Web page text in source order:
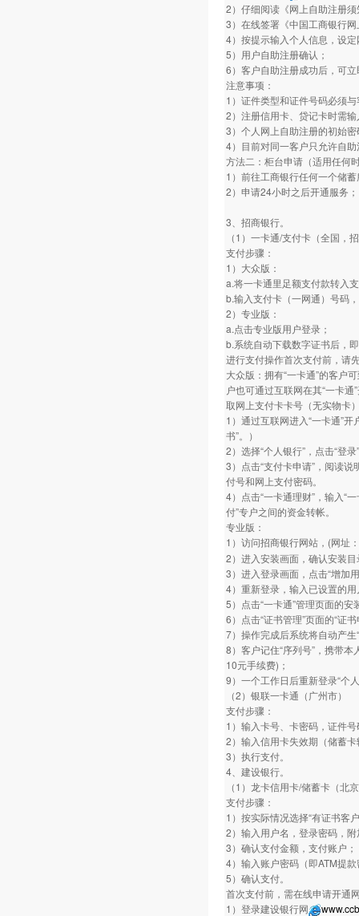
2）仔细阅读《网上自助注册须
3）在线签署《中国工商银行
4）按提示输入个人信息，设
5）用户自助注册确认；
6）客户自助注册成功后，可
注意事项：
1）证件类型和证件号码必须
2）注册信用卡、贷记卡时需
3）个人网上自助注册的初始
4）目前对同一客户只允许自
方法二：柜台申请（适用任何
1）前往工商银行任何一个储
2）申请24小时之后开通服务；
3、招商银行。
（1）一卡通/支付卡（全国，
支付步骤：
1）大众版：
a.将一卡通里足额支付款转入
b.输入支付卡（一网通）号码
2）专业版：
a.点击专业版用户登录；
b.系统自动下载数字证书后，
进行支付操作首次支付前，请
大众版：拥有“一卡通”的客户
户也可通过互联网在其“一卡
取网上支付卡卡号（无实物卡
1）通过互联网进入“一卡通”
书”。）
2）选择“个人银行”，点击“登录
3）点击“支付卡申请”，阅读
付号和网上支付密码。
4）点击“一卡通理财”，输入“
付”专户之间的资金转帐。
专业版：
1）访问招商银行网站，(网址
2）进入安装画面，确认安装目
3）进入登录画面，点击“增加
4）重新登录，输入已设置的
5）点击“一卡通”管理页面的安
6）点击“证书管理”页面的“证
7）操作完成后系统将自动产生
8）客户记住“序列号”，携带
10元手续费)；
9）一个工作日后重新登录“个
（2）银联一卡通（广州市）
支付步骤：
1）输入卡号、卡密码，证件
2）输入信用卡失效期（储蓄
3）执行支付。
4、建设银行。
（1）龙卡信用卡/储蓄卡（北
支付步骤：
1）按实际情况选择“有证书客
2）输入用户名，登录密码，
3）确认支付金额，支付账户；
4）输入账户密码（即ATM提
5）确认支付。
首次支付前，需在线申请开通
1）登录建设银行网